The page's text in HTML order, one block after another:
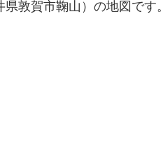
敦賀市鞠山）の地図です。